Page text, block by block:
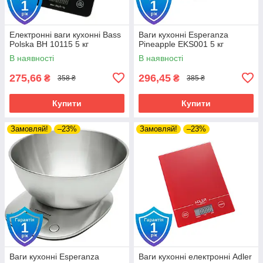
Електронні ваги кухонні Bass
Polska BH 10115 5 кг
В наявності
275,66 ₴ 358 ₴
Купити
Ваги кухонні Esperanza
Pineapple EKS001 5 кг
В наявності
296,45 ₴ 385 ₴
Купити
Замовляй! –23%
Ваги кухонні Esperanza
Замовляй! –23%
Ваги кухонні електронні Adler